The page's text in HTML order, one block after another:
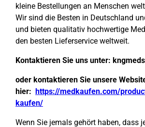
kleine Bestellungen an Menschen
Wir sind die Besten in Deutschland
und bieten qualitativ hochwertige
den besten Lieferservice weltweit.
Kontaktieren Sie uns unter:
oder kontaktieren Sie unsere
hier:
https://medkaufen.com/
kaufen/
Wenn Sie jemals gehört haben, dass